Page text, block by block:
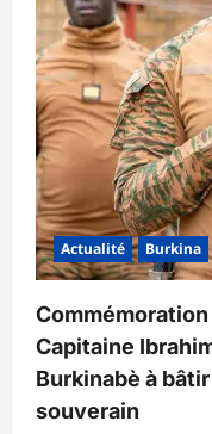
Actualité Burkina
Commémoration
Capitaine
Burkinabè à
souverain